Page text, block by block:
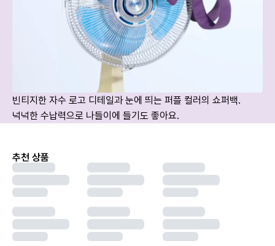
빈티지한 자수 로고 디테일과 눈에 띄는 퍼플 컬러의 쇼퍼백.
넉넉한 수납력으로 나들이에 들기도 좋아요.
추천 상품